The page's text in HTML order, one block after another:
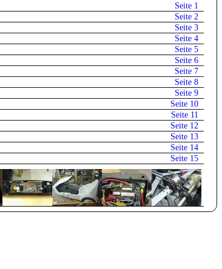
Seite 1
Seite 2
Seite 3
Seite 4
Seite 5
Seite 6
Seite 7
Seite 8
Seite 9
Seite 10
Seite 11
Seite 12
Seite 13
Seite 14
Seite 15